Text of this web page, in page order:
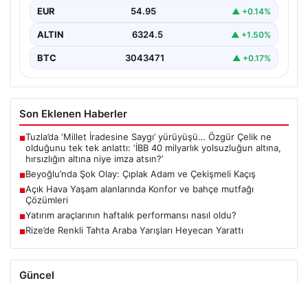
EUR 54.95 ▲ +0.14%
ALTIN 6324.5 ▲ +1.50%
BTC 3043471 ▲ +0.17%
Son Eklenen Haberler
■Tuzla’da ‘Millet İradesine Saygı’ yürüyüşü… Özgür Çelik ne
olduğunu tek tek anlattı: ‘İBB 40 milyarlık yolsuzluğun altına,
hırsızlığın altına niye imza atsın?’
■Beyoğlu’nda Şok Olay: Çıplak Adam ve Çekişmeli Kaçış
■Açık Hava Yaşam alanlarında Konfor ve bahçe mutfağı
Çözümleri
■Yatırım araçlarının haftalık performansı nasıl oldu?
■Rize’de Renkli Tahta Araba Yarışları Heyecan Yarattı
Güncel